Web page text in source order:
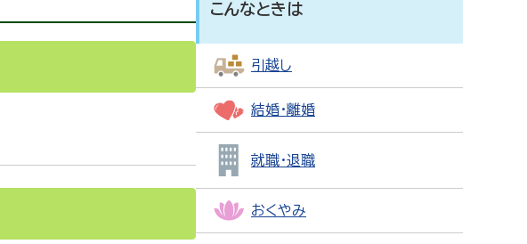
こんなときは
引越し
結婚・離婚
就職・退職
おくやみ